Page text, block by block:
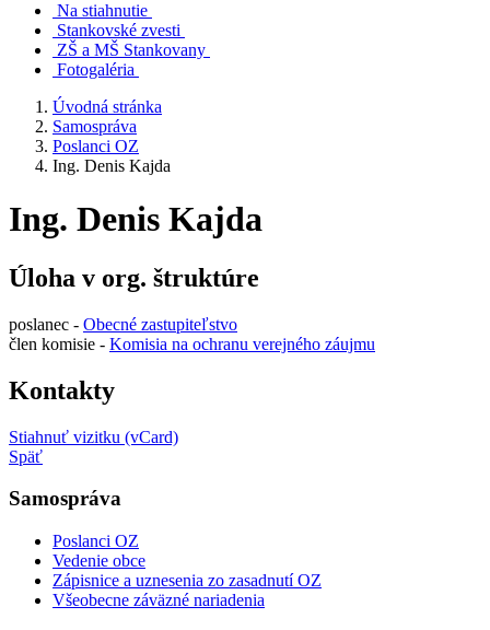
Na stiahnutie
Stankovské zvesti
ZŠ a MŠ Stankovany
Fotogaléria
Úvodná stránka
Samospráva
Poslanci OZ
Ing. Denis Kajda
Ing. Denis Kajda
Úloha v org. štruktúre
poslanec - Obecné zastupiteľstvo
člen komisie - Komisia na ochranu verejného záujmu
Kontakty
Stiahnuť vizitku (vCard)
Späť
Samospráva
Poslanci OZ
Vedenie obce
Zápisnice a uznesenia zo zasadnutí OZ
Všeobecne záväzné nariadenia